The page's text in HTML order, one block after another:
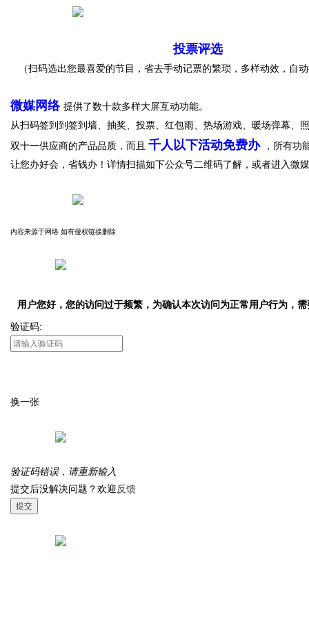
投票评选
（扫码选出您最喜爱的节目，省去手动记票的繁琐，多样动效，自
微媒网络 提供了数十款多样大屏互动功能。
从扫码签到到签到墙、抽奖、投票、红包雨、热场游戏、暖场弹幕、
双十一供应商的产品品质，而且 千人以下活动免费办
，所有功
让您办好会，省钱办！详情扫描如下公众号二维码了解，或者进入微
内容来源于网络 如有侵权链接删除
用户您好，您的访问过于频繁，为确认本次访问为正常用户行为，
验证码:
换一张
验证码错误，请重新输入
提交后没解决问题？欢迎反馈
提交